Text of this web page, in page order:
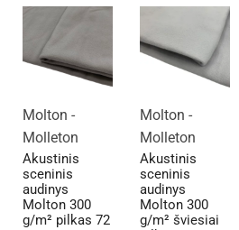
Molton -
Molleton
Akustinis
sceninis
audinys
Molton 300
g/m² pilkas 72
Molton -
Molleton
Akustinis
sceninis
audinys
Molton 300
g/m² šviesiai